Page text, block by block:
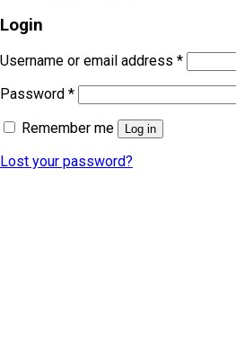
Login
Username or email address *
Password *
Remember me
Log in
Lost your password?